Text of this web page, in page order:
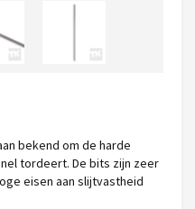
bekend om de harde
tordeert. De bits zijn zeer
eisen aan slijtvastheid